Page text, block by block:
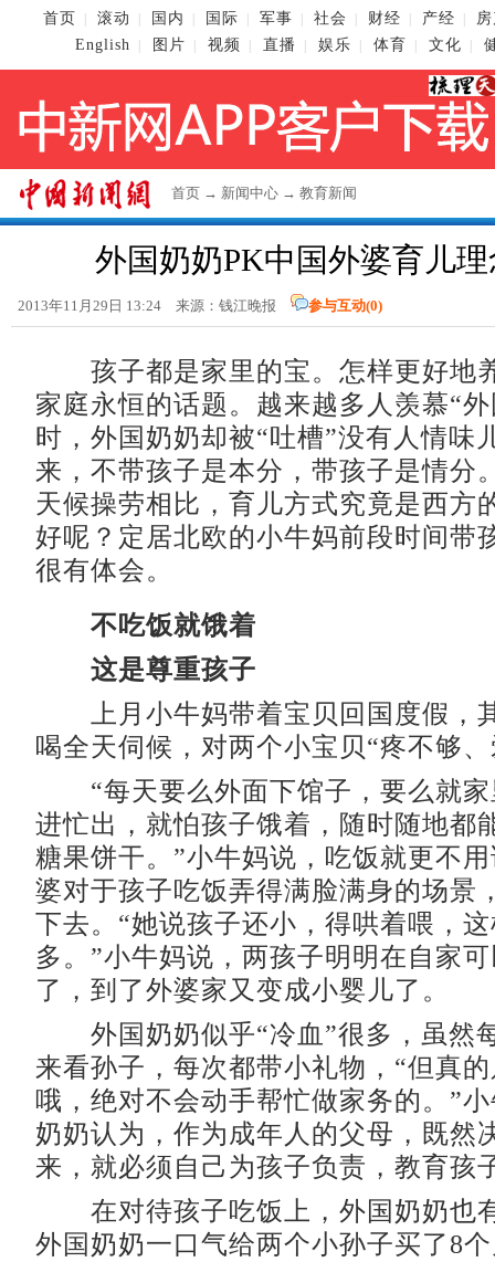
首页 滚动 国内 国际 军事 社会 财经 产经
English
图片 视频 直播 娱乐 体育 文化
首页 → 新闻中心 → 教育新闻
外国奶奶PK中国外婆育儿
2013年11月29日 13:24 来源：钱江晚报 参与互动(0)
孩子都是家里的宝。怎样更好地
家庭永恒的话题。越来越多人羡慕“
时，外国奶奶却被“吐槽”没有人情味
来，不带孩子是本分，带孩子是情分
天候操劳相比，育儿方式究竟是西方
好呢？定居北欧的小牛妈前段时间带
很有体会。
不吃饭就饿着
这是尊重孩子
上月小牛妈带着宝贝回国度假，
喝全天伺候，对两个小宝贝“疼不够
“每天要么外面下馆子，要么就家
进忙出，就怕孩子饿着，随时随地都
糖果饼干。”小牛妈说，吃饭就更不
婆对于孩子吃饭弄得满脸满身的场景
下去。“她说孩子还小，得哄着喂，
多。”小牛妈说，两孩子明明在自家
了，到了外婆家又变成小婴儿了。
外国奶奶似乎“冷血”很多，虽然
来看孙子，每次都带小礼物，“但真
哦，绝对不会动手帮忙做家务的。”
奶奶认为，作为成年人的父母，既然
来，就必须自己为孩子负责，教育孩
在对待孩子吃饭上，外国奶奶也
外国奶奶一口气给两个小孙子买了8